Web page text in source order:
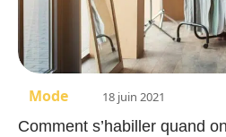
Mode 18 juin 2021
Comment s’habiller quand